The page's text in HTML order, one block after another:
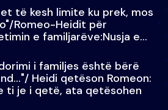
të kesh limite ku prek, mos
Romeo-Heidit për
e familjarëve:Nusja e
i familjes është bërë
Heidi qetëson Romeon:
ti je i qetë, ata qetësohen